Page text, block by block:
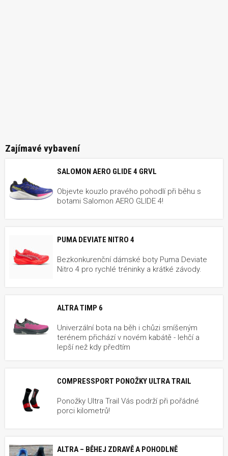
Zajímavé vybavení
SALOMON AERO GLIDE 4 GRVL
Objevte kouzlo pravého pohodlí při běhu s
botami Salomon AERO GLIDE 4!
PUMA DEVIATE NITRO 4
Bezkonkurenční dámské boty Puma Deviate
Nitro 4 pro rychlé tréninky a krátké závody.
ALTRA TIMP 6
Univerzální bota na běh i chůzi smíšeným
terénem přichází v novém kabátě - lehčí a
lepší než kdy předtím
COMPRESSPORT PONOŽKY ULTRA TRAIL
Ponožky Ultra Trail Vás podrží při pořádné
porci kilometrů!
ALTRA – BĚHEJ ZDRAVĚ A POHODLNĚ